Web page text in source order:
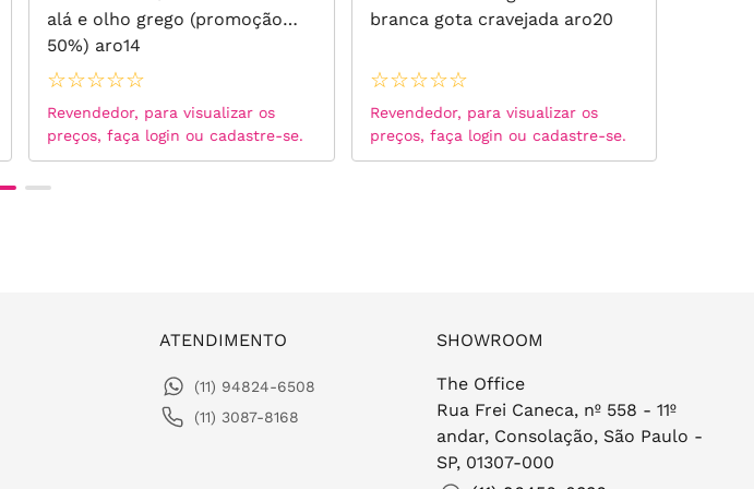
alá e olho grego (promoção
50%) aro14
☆☆☆☆☆
Revendedor, para visualizar os
preços, faça login ou cadastre-se.
branca gota cravejada aro20
☆☆☆☆☆
Revendedor, para visualizar os
preços, faça login ou cadastre-se.
ATENDIMENTO
(11) 94824-6508
(11) 3087-8168
SHOWROOM
The Office
Rua Frei Caneca, nº 558 - 11º
andar, Consolação, São Paulo -
SP, 01307-000